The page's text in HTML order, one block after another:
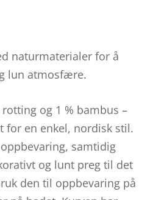
naturmaterialer for å
lun atmosfære.
og 1 % bambus –
for en enkel, nordisk stil.
samtidig
og lunt preg til det
den til oppbevaring på